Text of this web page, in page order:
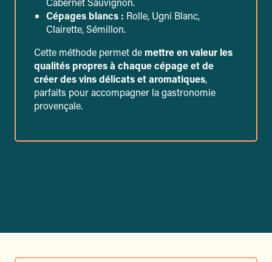
Cépages blancs : Rolle, Ugni Blanc,
Clairette, Sémillon.
Cette méthode permet de mettre en valeur les
qualités propres à chaque cépage et de
créer des vins délicats et aromatiques,
parfaits pour accompagner la gastronomie
provençale.